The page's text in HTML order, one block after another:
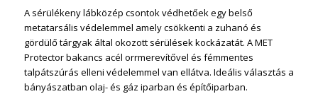
A sérülékeny lábközép csontok védhetőek egy belső
metatarsális védelemmel amely csökkenti a zuhanó és
gördülő tárgyak által okozott sérülések kockázatát. A MET
Protector bakancs acél orrmerevítővel és fémmentes
talpátszúrás elleni védelemmel van ellátva. Ideális választás a
bányászatban olaj- és gáz iparban és építőiparban.